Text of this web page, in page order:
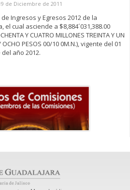
de Diciembre de 2011
Ingresos y Egresos 2012 de la
cual asciende a $8,884´031,388.00
Y CUATRO MILLONES TREINTA Y UN
OCHO PESOS 00/10 0M.N.), vigente del 01
año 2012.